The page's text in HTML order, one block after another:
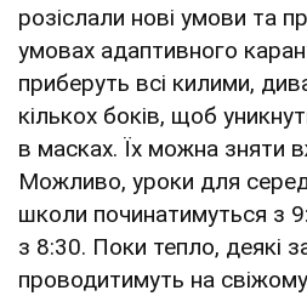
розіслали нові умови та
умовах адаптивного
приберуть всі килими,
кількох боків, щоб
в масках. Їх можна зняти
Можливо, уроки для
школи починатимуться з
з 8:30. Поки тепло, деякі
проводитимуть на свіжому